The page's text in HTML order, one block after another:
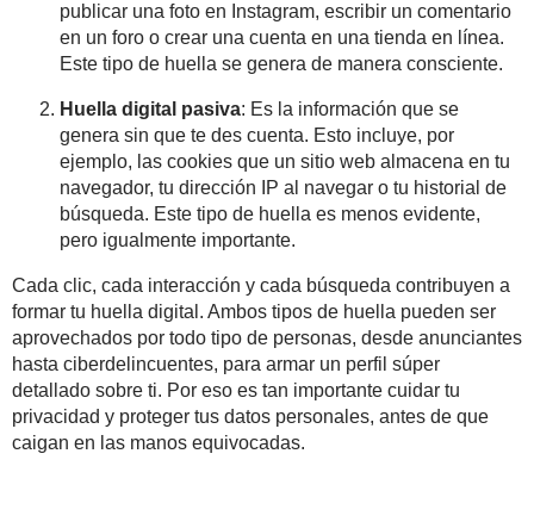
publicar una foto en Instagram, escribir un comentario
en un foro o crear una cuenta en una tienda en línea.
Este tipo de huella se genera de manera consciente.
Huella digital pasiva: Es la información que se
genera sin que te des cuenta. Esto incluye, por
ejemplo, las cookies que un sitio web almacena en tu
navegador, tu dirección IP al navegar o tu historial de
búsqueda. Este tipo de huella es menos evidente,
pero igualmente importante.
Cada clic, cada interacción y cada búsqueda contribuyen a
formar tu huella digital. Ambos tipos de huella pueden ser
aprovechados por todo tipo de personas, desde anunciantes
hasta ciberdelincuentes, para armar un perfil súper
detallado sobre ti. Por eso es tan importante cuidar tu
privacidad y proteger tus datos personales, antes de que
caigan en las manos equivocadas.